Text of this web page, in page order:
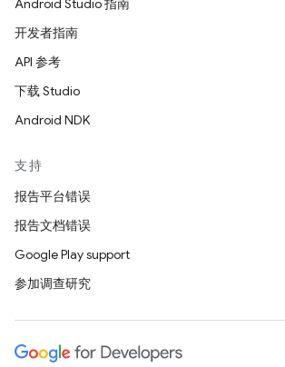
Android Studio 指南
开发者指南
API 参考
下载 Studio
Android NDK
支持
报告平台错误
报告文档错误
Google Play support
参加调查研究